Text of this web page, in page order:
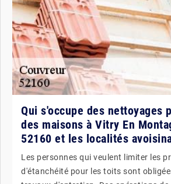
Qui s'occupe des nettoyages
des maisons à Vitry En
52160 et les localités
Les personnes qui veulent limiter les
d'étanchéité pour les toits sont